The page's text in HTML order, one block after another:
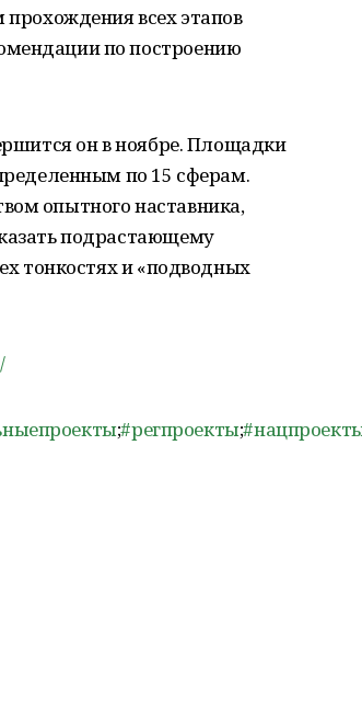
всех этапов
по построению
он в ноябре. Площадки
по 15 сферам.
опытного наставника,
подрастающему
тонкостях и «подводных
;#регпроекты;